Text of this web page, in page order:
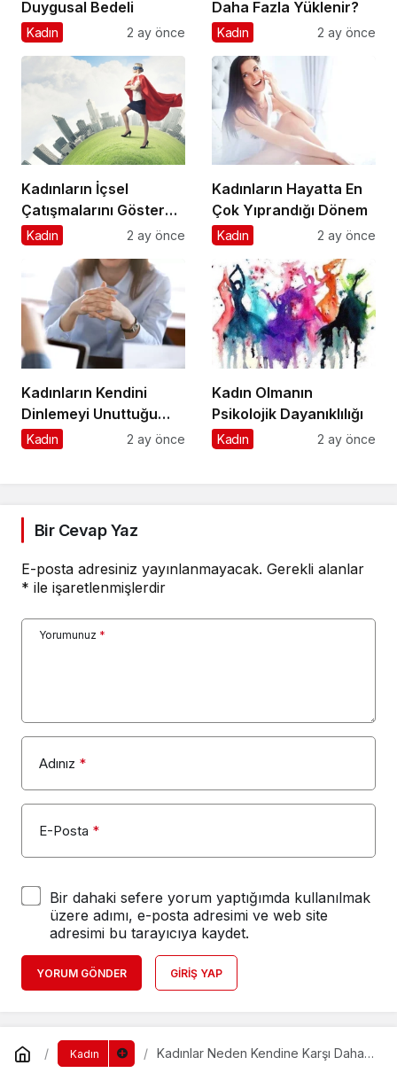
Duygusal Bedeli
Kadın 2 ay önce
Daha Fazla Yüklenir?
Kadın 2 ay önce
Kadınların İçsel
Çatışmalarını Gösteren
İşaretler
Kadın 2 ay önce
Kadınların Hayatta En
Çok Yıprandığı Dönem
Kadın 2 ay önce
Kadınların Kendini
Dinlemeyi Unuttuğu
Anlar
Kadın 2 ay önce
Kadın Olmanın
Psikolojik Dayanıklılığı
Kadın 2 ay önce
Bir Cevap Yaz
E-posta adresiniz yayınlanmayacak. Gerekli alanlar
* ile işaretlenmişlerdir
Yorumunuz *
Adınız *
E-Posta *
Bir dahaki sefere yorum yaptığımda kullanılmak
üzere adımı, e-posta adresimi ve web site
adresimi bu tarayıcıya kaydet.
YORUM GÖNDER GIRIŞ YAP
Kadın
Kadınlar Neden Kendine Karşı Daha